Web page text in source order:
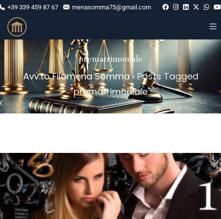
+39 339 459 87 67 menasomma75@gmail.com
prematrimoniale
Avv.to Filomena Somma›Posts Tagged
"prematrimoniale"